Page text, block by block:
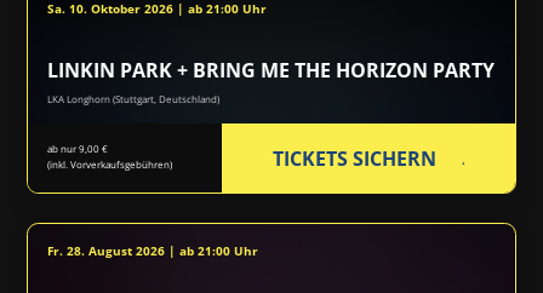
Sa. 10. Oktober 2026 | ab 21:00 Uhr
LINKIN PARK + BRING ME THE HORIZON PARTY
LKA Longhorn (Stuttgart, Deutschland)
ab nur 9,00 €
(inkl. Vorverkaufsgebühren)
TICKETS SICHERN
Fr. 28. August 2026 | ab 21:00 Uhr